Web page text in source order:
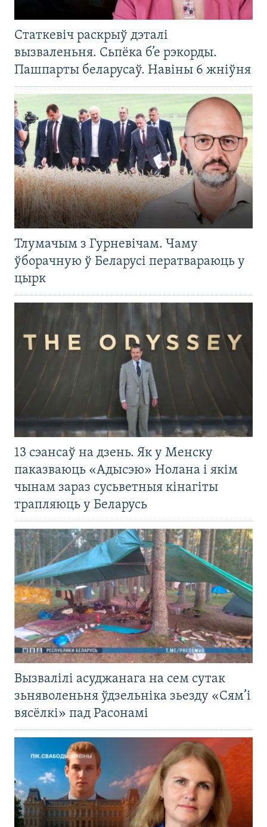
Статкевіч раскрыў дэталі
вызваленьня. Сьпёка б’е рэкорды.
Пашпарты беларусаў. Навіны 6 жніўня
Тлумачым з Гурневічам. Чаму
ўборачную ў Беларусі ператвараюць у
цырк
13 сэансаў на дзень. Як у Менску
паказваюць «Адысэю» Нолана і якім
чынам зараз сусьветныя кінагіты
трапляюць у Беларусь
Вызвалілі асуджанага на сем сутак
зьняволеньня ўдзельніка зьезду «Сям’і
вясёлкі» пад Расонамі